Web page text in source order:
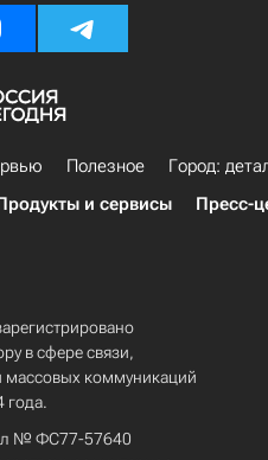
Полезное
Город:
и сервисы Пресс-
в сфере связи,
коммуникаций
года.
№ ФС77-57640